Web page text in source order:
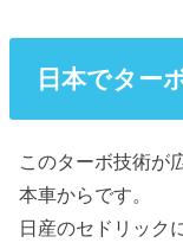
日本でター
このターボ技術が
本車からです。
日産のセドリック